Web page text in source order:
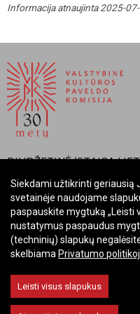
Informacija atnaujinta 2025-
BIUDŽETINĖ ĮSTAIGA
VALSTYBINĖ KULTŪROS
Įmonės kodas: Juridinių
Adresas: Rūdninkų g. 13,
Telefonas: +370 699 13972
El. paštas: komisija@vkpk.lt
Siekdami užtikrinti geriausią
svetainėje naudojame
paspauskite mygtuką „Leisti
nustatymus paspaudus
(techninių) slapukų
skelbiama Privatumo
Leisti visus slapukus